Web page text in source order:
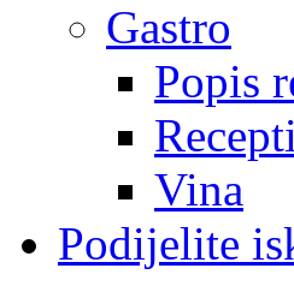
Gastro
Popis
Recepti
Vina
Podijelite